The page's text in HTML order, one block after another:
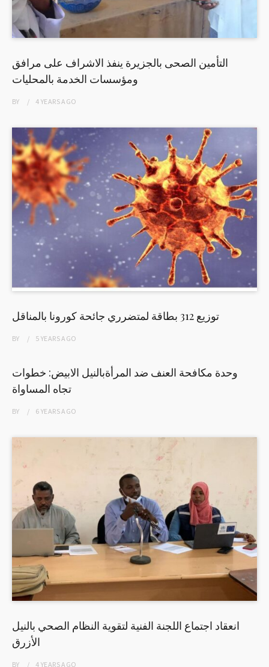
التأمين الصحى بالجزيرة ينفذ الاشراف على مرافق
ومؤسسات الخدمة بالمحليات
BY 4 YEARSAGO
توزيع 312 بطاقة لمتضرري جائحة كورونا بالمناقل
BY 5 YEARSAGO
وحدة مكافحة العنف ضد المرأةبالنيل الابيض: خطوات
تجاه المساواة
BY 6 YEARSAGO
انعقاد اجتماع اللجنة الفنية لتقوية النظام الصحي بالنيل
الأزرق
BY 4 YEARSAGO